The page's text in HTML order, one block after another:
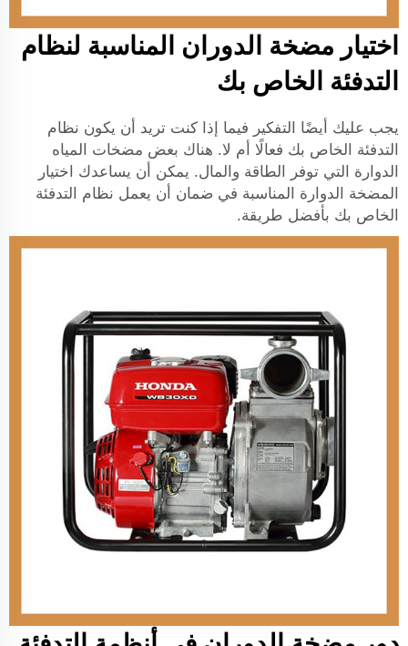
اختيار مضخة الدوران المناسبة لنظام
التدفئة الخاص بك
يجب عليك أيضًا التفكير فيما إذا كنت تريد أن يكون نظام
التدفئة الخاص بك فعالًا أم لا. هناك بعض مضخات المياه
الدوارة التي توفر الطاقة والمال. يمكن أن يساعدك اختيار
المضخة الدوارة المناسبة في ضمان أن يعمل نظام التدفئة
الخاص بك بأفضل طريقة.